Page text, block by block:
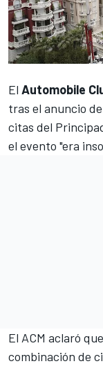
El Automobile
tras el anuncio
citas del
el evento "era
El ACM aclaró
combinación de